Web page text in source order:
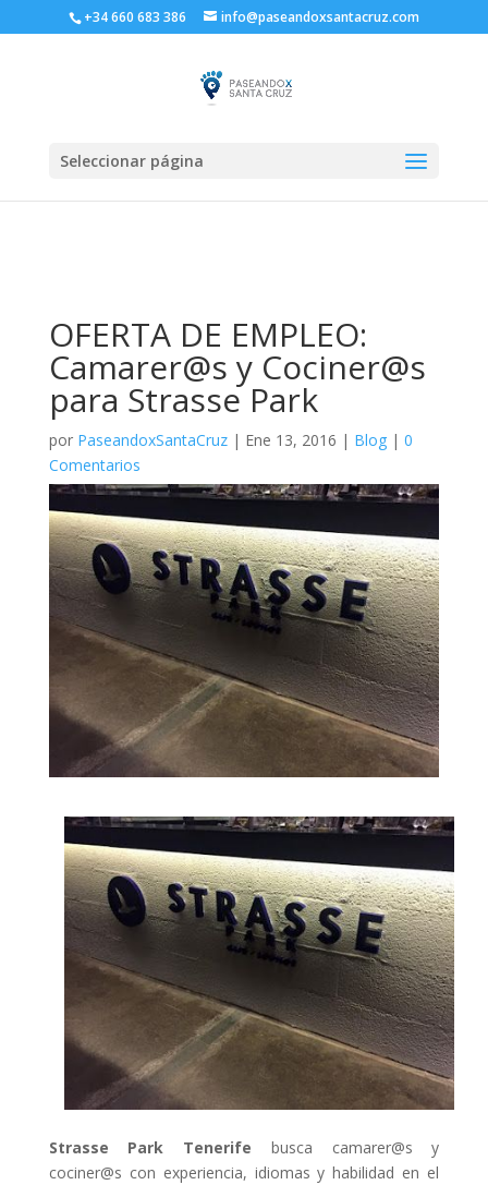
+34 660 683 386 info@paseandoxsantacruz.com
Seleccionar página
OFERTA DE EMPLEO:
Camarer@s y Cociner@s
para Strasse Park
por PaseandoxSantaCruz| Ene 13, 2016 | Blog| 0
Comentarios
Strasse Park Tenerife busca camarer@s y
cociner@s con experiencia, idiomas y habilidad en el